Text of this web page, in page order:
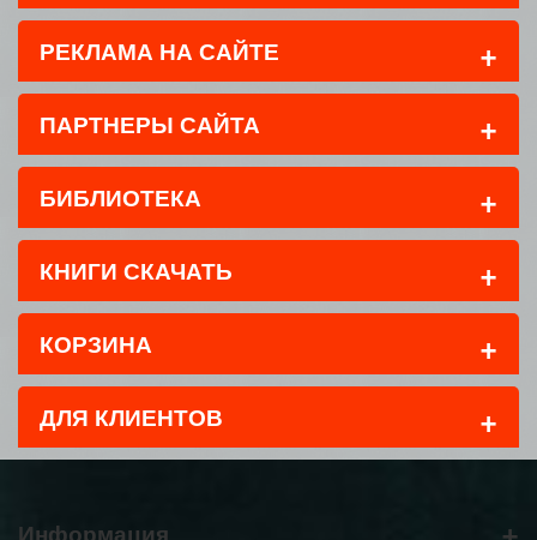
РЕКЛАМА НА САЙТЕ +
ПАРТНЕРЫ САЙТА +
БИБЛИОТЕКА +
КНИГИ СКАЧАТЬ +
КОРЗИНА +
ДЛЯ КЛИЕНТОВ +
Информация